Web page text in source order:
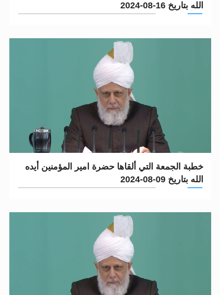
الله بتاريخ 16-08-2024
خطبة الجمعة التي ألقاها حضرة امير المؤمنين أيده
الله بتاريخ 09-08-2024